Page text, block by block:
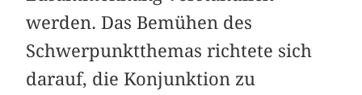
werden. Das Bemühen des
Schwerpunktthemas richtete sich
darauf, die Konjunktion zu